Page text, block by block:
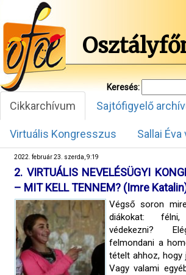
Keresés:
Cikkarchívum Sajtófigyelő
Virtuális Kongresszus Sallai Éva
2022. február 23. szerda, 9:19
2. VIRTUÁLIS NEVELÉSÜGYI
– MIT KELL TENNEM? (Imre
Végső soron
diákokat: félni,
védekezni?
felmondani a
tételt ahhoz, hogy
Vagy valami